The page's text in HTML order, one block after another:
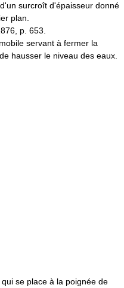
surcroît d'épaisseur donné
plan.
p. 653.
servant à fermer la
hausser le niveau des eaux.
se place à la poignée de